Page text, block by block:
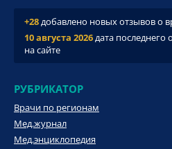
+28добавлено новых отзывов о
10 августа 2026дата
на сайте
РУБРИКАТОР
Врачи по регионам
Мед.журнал
Мед.энциклопедия